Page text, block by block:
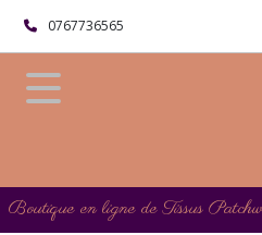
0767736565
Boutique en ligne de Tissus